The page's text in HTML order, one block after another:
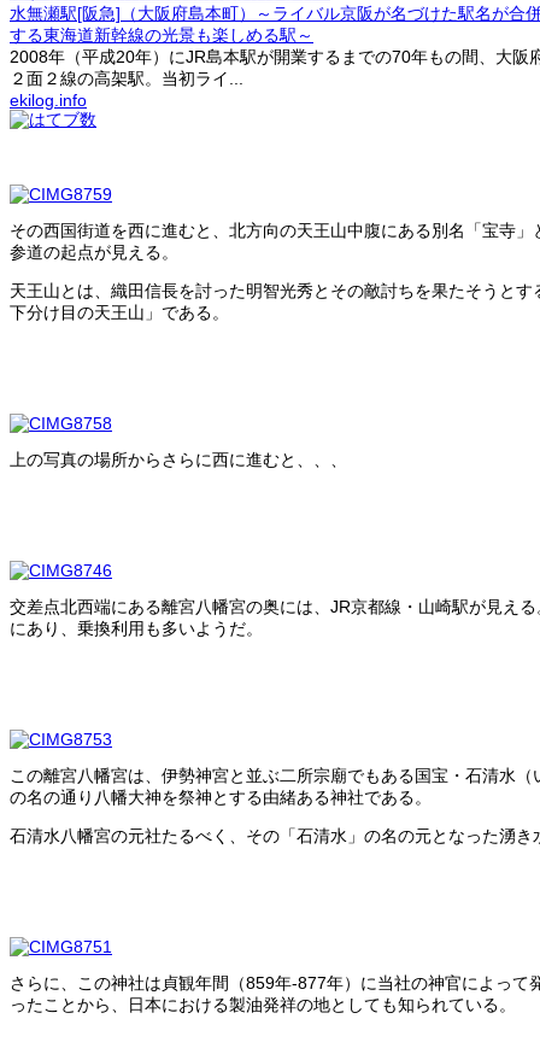
水無瀬駅[阪急]（大阪府島本町）～ライバル京阪が名づけた駅名が合
する東海道新幹線の光景も楽しめる駅～
2008年（平成20年）にJR島本駅が開業するまでの70年もの間、大
２面２線の高架駅。当初ライ...
ekilog.info
その西国街道を西に進むと、北方向の天王山中腹にある別名「宝寺
参道の起点が見える。
天王山とは、織田信長を討った明智光秀とその敵討ちを果たそうと
下分け目の天王山」である。
上の写真の場所からさらに西に進むと、、、
交差点北西端にある離宮八幡宮の奥には、JR京都線・山崎駅が見え
にあり、乗換利用も多いようだ。
この離宮八幡宮は、伊勢神宮と並ぶ二所宗廟でもある国宝・石清水
の名の通り八幡大神を祭神とする由緒ある神社である。
石清水八幡宮の元社たるべく、その「石清水」の名の元となった湧き
さらに、この神社は貞観年間（859年-877年）に当社の神官によっ
ったことから、日本における製油発祥の地としても知られている。